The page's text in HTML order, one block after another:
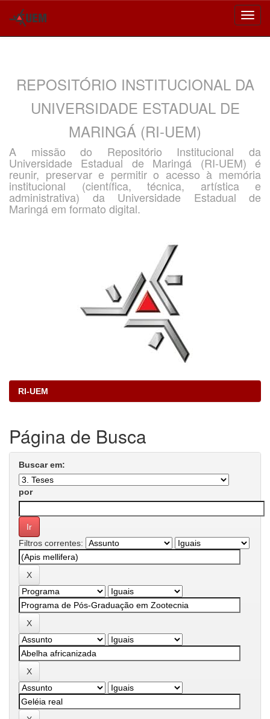
REPOSITÓRIO INSTITUCIONAL DA
UNIVERSIDADE ESTADUAL DE
MARINGÁ (RI-UEM)
A missão do Repositório Institucional da
Universidade Estadual de Maringá (RI-UEM) é
reunir, preservar e permitir o acesso à memória
institucional (científica, técnica, artística e
administrativa) da Universidade Estadual de
Maringá em formato digital.
RI-UEM
Página de Busca
Buscar em:
por
Filtros correntes: